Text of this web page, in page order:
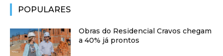
POPULARES
Obras do Residencial Cravos chegam
a 40% já prontos